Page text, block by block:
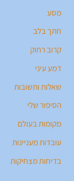
מסע
חתך בלב
קרוב רחוק
דמע עיני
שאלות ותשובות
הסיפור שלי
מקומות בעולם
עובדות מעניינות
בדיחות מצחיקות